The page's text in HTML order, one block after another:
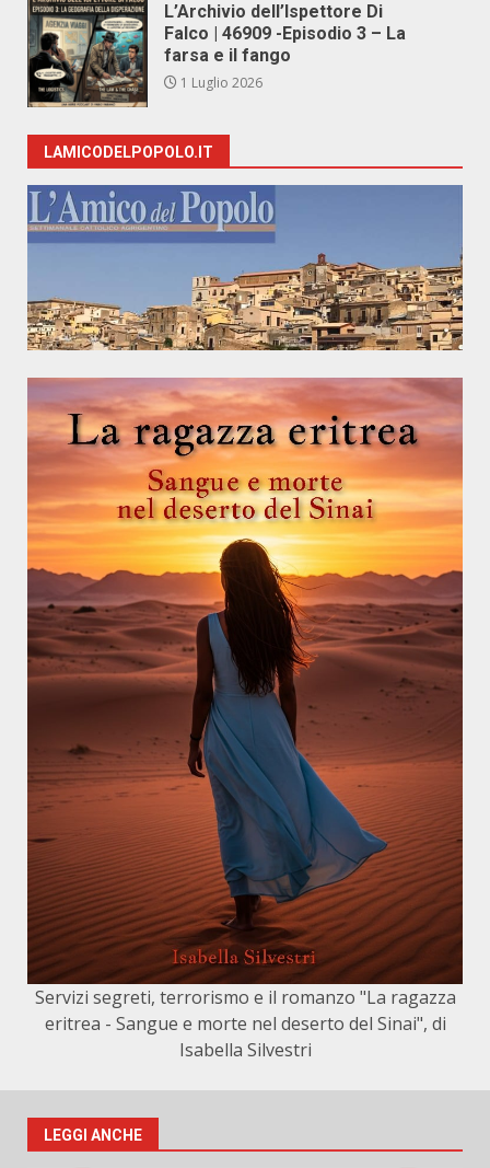
L’Archivio dell’Ispettore Di
Falco | 46909 -Episodio 3 – La
farsa e il fango
1 Luglio 2026
LAMICODELPOPOLO.IT
Servizi segreti, terrorismo e il romanzo "La ragazza
eritrea - Sangue e morte nel deserto del Sinai", di
Isabella Silvestri
LEGGI ANCHE